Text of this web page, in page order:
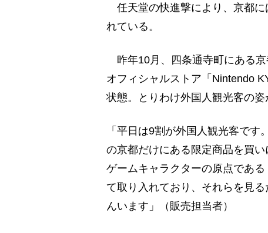
任天堂の快進撃により、京都に
れている。
昨年10月、四条通寺町にある
オフィシャルストア「Nintendo
状態。とりわけ外国人観光客の姿
「平日は9割が外国人観光客で
の京都だけにある限定商品を買
ゲームキャラクターの原点であ
て取り入れており、それらを見
んいます」（販売担当者）